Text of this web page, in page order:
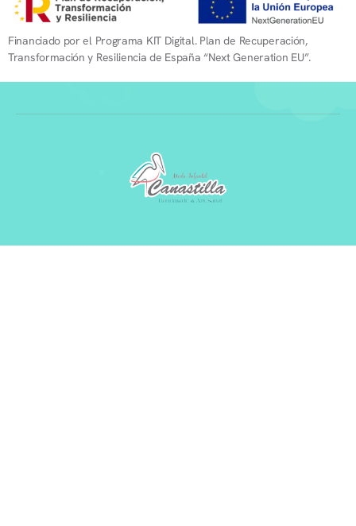
Financiado por el Programa KIT Digital. Plan de Recuperación,
Transformación y Resiliencia de España “Next Generation EU”.